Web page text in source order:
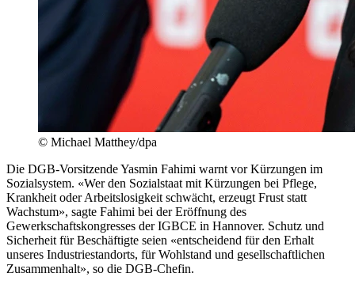
© Michael Matthey/dpa
Die DGB-Vorsitzende Yasmin Fahimi warnt vor Kürzungen im
Sozialsystem. «Wer den Sozialstaat mit Kürzungen bei Pflege,
Krankheit oder Arbeitslosigkeit schwächt, erzeugt Frust statt
Wachstum», sagte Fahimi bei der Eröffnung des
Gewerkschaftskongresses der IGBCE in Hannover. Schutz und
Sicherheit für Beschäftigte seien «entscheidend für den Erhalt
unseres Industriestandorts, für Wohlstand und gesellschaftlichen
Zusammenhalt», so die DGB-Chefin.